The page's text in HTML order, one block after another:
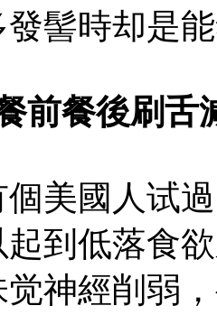
發髻時却是
前餐後刷舌
個美國人试
到低落食
觉神經削弱